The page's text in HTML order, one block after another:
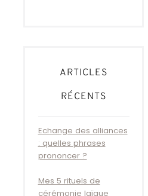
ARTICLES
RÉCENTS
Echange des alliances
: quelles phrases
prononcer ?
Mes 5 rituels de
cérémonie laïque